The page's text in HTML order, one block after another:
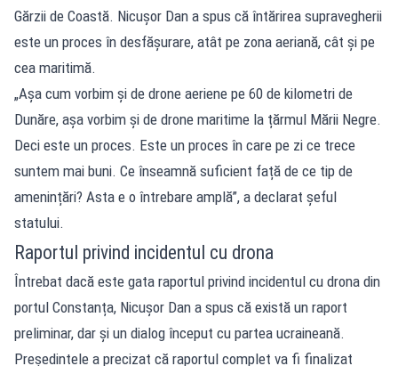
Gărzii de Coastă. Nicușor Dan a spus că întărirea supravegherii
este un proces în desfășurare, atât pe zona aeriană, cât și pe
cea maritimă.
„Așa cum vorbim și de drone aeriene pe 60 de kilometri de
Dunăre, așa vorbim și de drone maritime la țărmul Mării Negre.
Deci este un proces. Este un proces în care pe zi ce trece
suntem mai buni. Ce înseamnă suficient față de ce tip de
amenințări? Asta e o întrebare amplă”, a declarat șeful
statului.
Raportul privind incidentul cu drona
Întrebat dacă este gata raportul privind incidentul cu drona din
portul Constanța, Nicușor Dan a spus că există un raport
preliminar, dar și un dialog început cu partea ucraineană.
Președintele a precizat că raportul complet va fi finalizat